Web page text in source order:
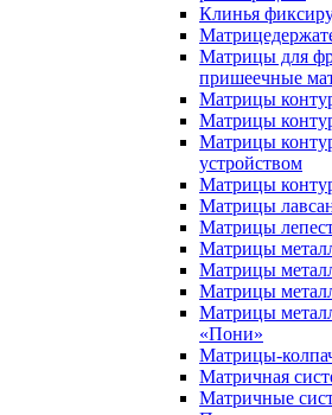
Клинья
Матрицы для
пришеечные
Матрицы
Матрицы
Матрицы
устройством
Матрицы
Матрицы
Матрицы
Матрицы
Матрицы
Матрицы
Матрицы
«Пони»
Матрицы-
Матричная
Матричные